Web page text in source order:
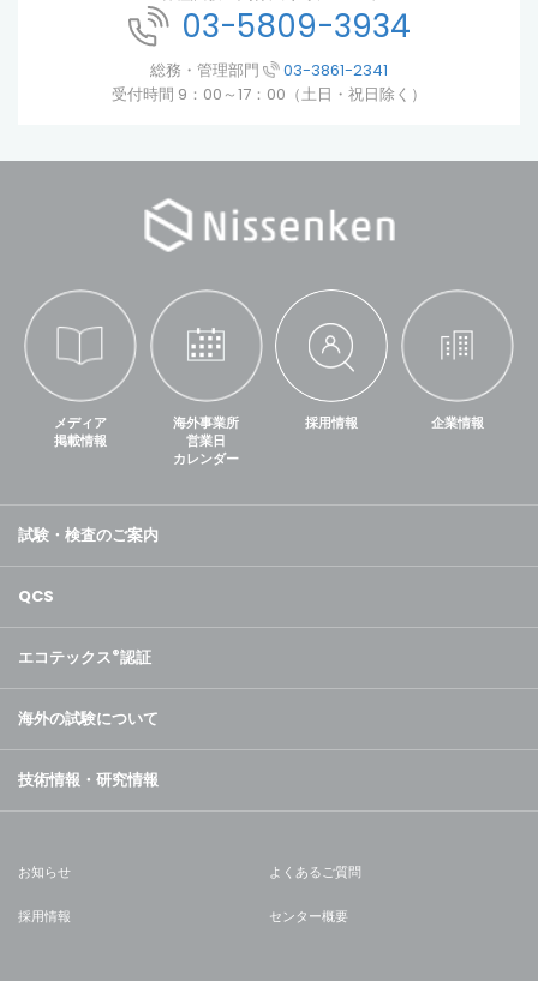
03-5809-3934
総務・管理部門
03-3861-2341
受付時間 9：00～17：00（土日・祝日除く）
メディア
掲載情報
海外事業所
営業日
カレンダー
採用情報 企業情報
試験・検査のご案内
QCS
エコテックス®認証
海外の試験について
技術情報・研究情報
お知らせ よくあるご質問
採用情報 センター概要